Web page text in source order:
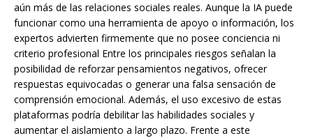
aún más de las relaciones sociales reales. Aunque la IA puede
funcionar como una herramienta de apoyo o información, los
expertos advierten firmemente que no posee conciencia ni
criterio profesional Entre los principales riesgos señalan la
posibilidad de reforzar pensamientos negativos, ofrecer
respuestas equivocadas o generar una falsa sensación de
comprensión emocional. Además, el uso excesivo de estas
plataformas podría debilitar las habilidades sociales y
aumentar el aislamiento a largo plazo. Frente a este